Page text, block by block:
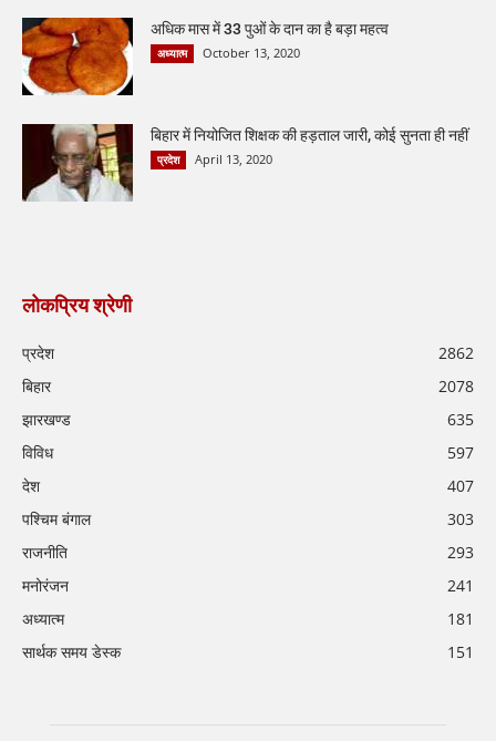
अधिक मास में 33 पुओं के दान का है बड़ा महत्व
अध्यात्म October 13, 2020
बिहार में नियोजित शिक्षक की हड़ताल जारी, कोई सुनता ही नहीं
प्रदेश April 13, 2020
लोकप्रिय श्रेणी
प्रदेश
2862
बिहार
2078
झारखण्ड
635
विविध
597
देश
407
पश्चिम बंगाल
303
राजनीति
293
मनोरंजन
241
अध्यात्म
181
सार्थक समय डेस्क
151